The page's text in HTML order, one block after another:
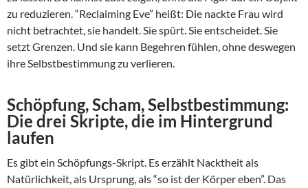
zu reduzieren. “Reclaiming Eve” heißt: Die nackte Frau wird
nicht betrachtet, sie handelt. Sie spürt. Sie entscheidet. Sie
setzt Grenzen. Und sie kann Begehren fühlen, ohne deswegen
ihre Selbstbestimmung zu verlieren.
Schöpfung, Scham, Selbstbestimmung:
Die drei Skripte, die im Hintergrund
laufen
Es gibt ein Schöpfungs-Skript. Es erzählt Nacktheit als
Natürlichkeit, als Ursprung, als “so ist der Körper eben”. Das